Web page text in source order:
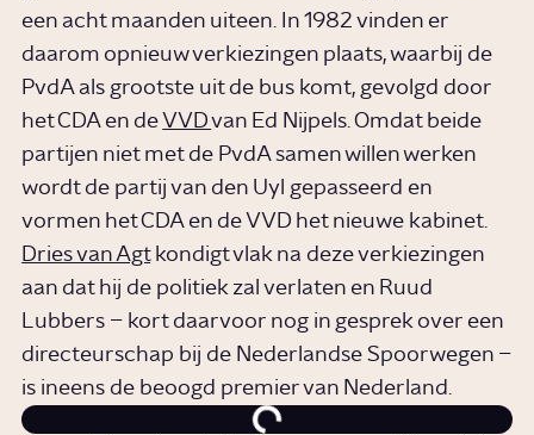
een acht maanden uiteen. In 1982 vinden er
daarom opnieuw verkiezingen plaats, waarbij de
PvdA als grootste uit de bus komt, gevolgd door
het CDA en de VVDvan Ed Nijpels. Omdat beide
partijen niet met de PvdA samen willen werken
wordt de partij van den Uyl gepasseerd en
vormen het CDA en de VVD het nieuwe kabinet.
Dries van Agtkondigt vlak na deze verkiezingen
aan dat hij de politiek zal verlaten en Ruud
Lubbers – kort daarvoor nog in gesprek over een
directeurschap bij de Nederlandse Spoorwegen –
is ineens de beoogd premier van Nederland.